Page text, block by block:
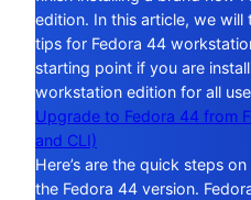
edition. In this article, we
tips for Fedora 44
starting point if you are
workstation edition for all
Upgrade to Fedora 44 from
and CLI)
Here’s are the quick steps
the Fedora 44 version.